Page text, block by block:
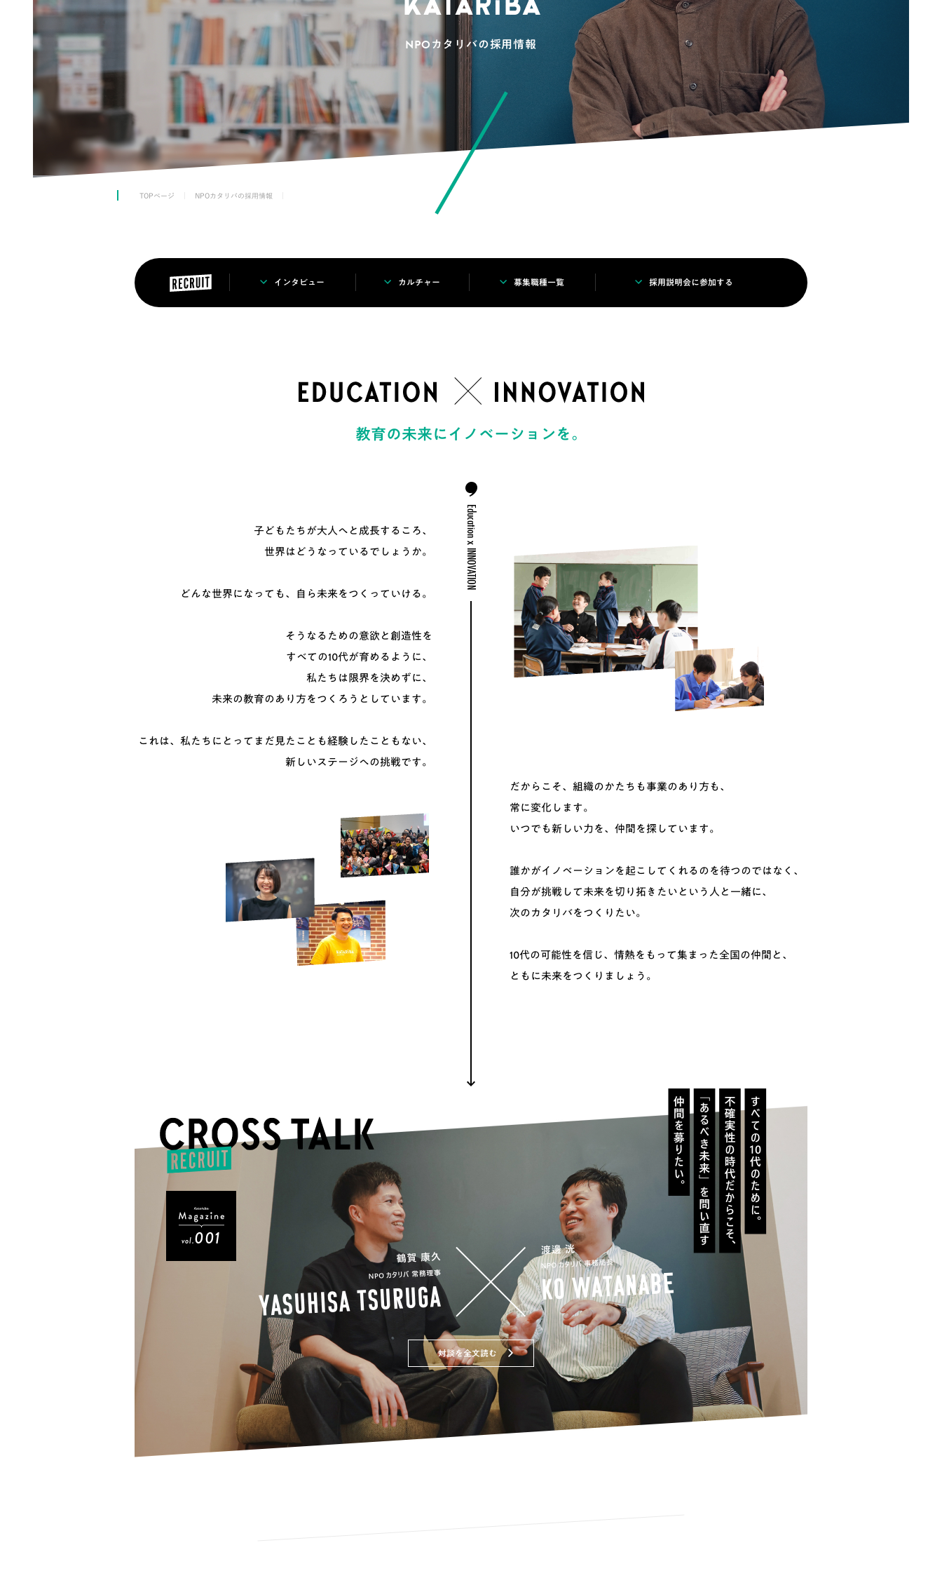
NPOカタリバの採用情報
TOPページ NPOカタリバの採用情報
インタビュー カルチャー 募集職種一覧 採用説明会に参加する
教育の未来にイノベーションを。
Education x INNOVATION
子どもたちが大人へと成長するころ、
世界はどうなっているでしょうか。
どんな世界になっても、 自ら未来をつくっていける。
そうなるための意欲と創造性を
すべての10代が育めるように、
私たちは限界を決めずに、
未来の教育のあり方をつくろうとしています。
これは、私たちにとってまだ見たことも経験したこともない、
新しいステージへの挑戦です。
だからこそ、組織のかたちも事業のあり方も、
常に変化します。
いつでも新しい力を、仲間を探しています。
誰かがイノベーションを起こしてくれるのを待つのではなく、
自分が挑戦して未来を切り拓きたいという人と一緒に、
次のカタリバをつくりたい。
10代の可能性を信じ、 情熱をもって集まった全国の仲間と、
ともに未来をつくりましょう。
vol.001
対談を全文読む